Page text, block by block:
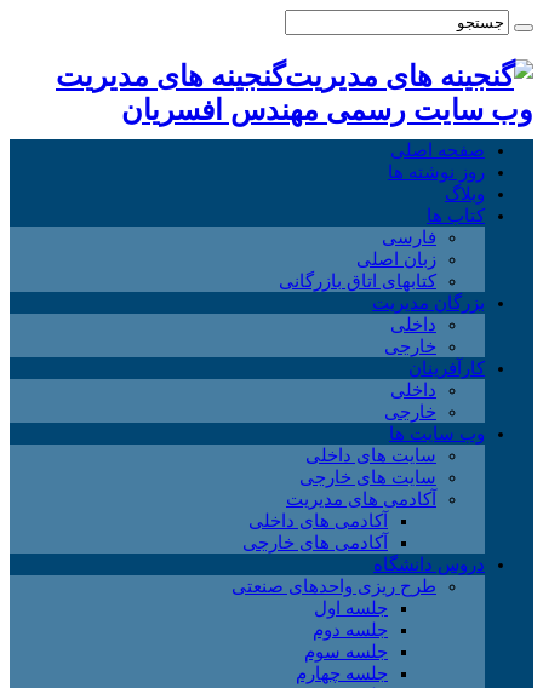
گنجینه های مدیریت
وب سایت رسمی مهندس افسریان
صفحه اصلی
روز نوشته ها
وبلاگ
کتاب ها
فارسی
زبان اصلی
کتابهای اتاق بازرگانی
بزرگان مدیریت
داخلی
خارجی
کارآفرینان
داخلی
خارجی
وب سایت ها
سایت های داخلی
سایت های خارجی
آکادمی های مدیریت
آکادمی های داخلی
آکادمی های خارجی
دروس دانشگاه
طرح ریزی واحدهای صنعتی
جلسه اول
جلسه دوم
جلسه سوم
جلسه چهارم